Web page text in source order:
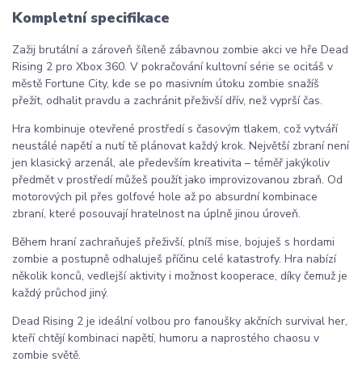
Kompletní specifikace
Zažij brutální a zároveň šíleně zábavnou zombie akci ve hře Dead
Rising 2 pro Xbox 360. V pokračování kultovní série se ocitáš v
městě Fortune City, kde se po masivním útoku zombie snažíš
přežít, odhalit pravdu a zachránit přeživší dřív, než vyprší čas.
Hra kombinuje otevřené prostředí s časovým tlakem, což vytváří
neustálé napětí a nutí tě plánovat každý krok. Největší zbraní není
jen klasický arzenál, ale především kreativita – téměř jakýkoliv
předmět v prostředí můžeš použít jako improvizovanou zbraň. Od
motorových pil přes golfové hole až po absurdní kombinace
zbraní, které posouvají hratelnost na úplně jinou úroveň.
Během hraní zachraňuješ přeživší, plníš mise, bojuješ s hordami
zombie a postupně odhaluješ příčinu celé katastrofy. Hra nabízí
několik konců, vedlejší aktivity i možnost kooperace, díky čemuž je
každý průchod jiný.
Dead Rising 2 je ideální volbou pro fanoušky akčních survival her,
kteří chtějí kombinaci napětí, humoru a naprostého chaosu v
zombie světě.